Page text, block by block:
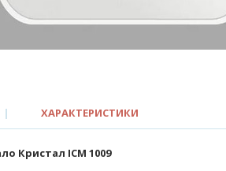
| ХАРАКТЕРИСТИКИ
Кристал ICM 1009